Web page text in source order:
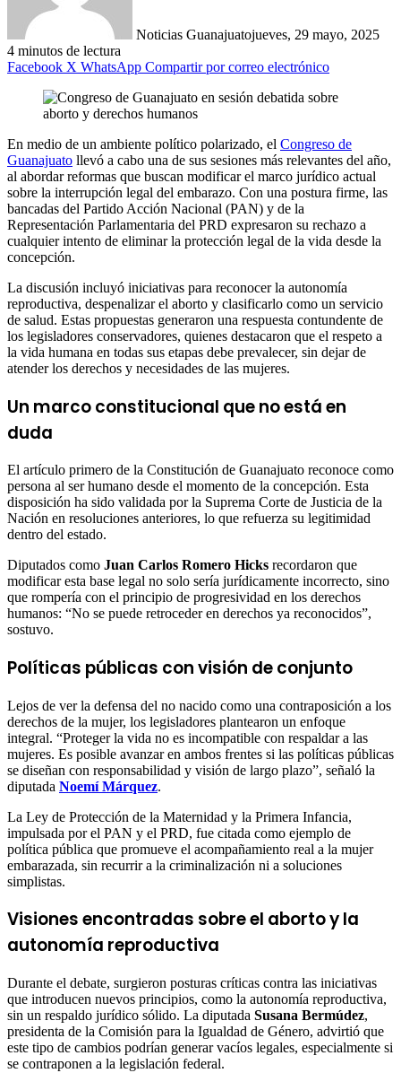
Noticias Guanajuatojueves, 29 mayo, 2025
4 minutos de lectura
Facebook X WhatsApp Compartir por correo electrónico
En medio de un ambiente político polarizado, el Congreso de
Guanajuato llevó a cabo una de sus sesiones más relevantes del año,
al abordar reformas que buscan modificar el marco jurídico actual
sobre la interrupción legal del embarazo. Con una postura firme, las
bancadas del Partido Acción Nacional (PAN) y de la
Representación Parlamentaria del PRD expresaron su rechazo a
cualquier intento de eliminar la protección legal de la vida desde la
concepción.
La discusión incluyó iniciativas para reconocer la autonomía
reproductiva, despenalizar el aborto y clasificarlo como un servicio
de salud. Estas propuestas generaron una respuesta contundente de
los legisladores conservadores, quienes destacaron que el respeto a
la vida humana en todas sus etapas debe prevalecer, sin dejar de
atender los derechos y necesidades de las mujeres.
Un marco constitucional que no está en
duda
El artículo primero de la Constitución de Guanajuato reconoce como
persona al ser humano desde el momento de la concepción. Esta
disposición ha sido validada por la Suprema Corte de Justicia de la
Nación en resoluciones anteriores, lo que refuerza su legitimidad
dentro del estado.
Diputados como Juan Carlos Romero Hicks recordaron que
modificar esta base legal no solo sería jurídicamente incorrecto, sino
que rompería con el principio de progresividad en los derechos
humanos: “No se puede retroceder en derechos ya reconocidos”,
sostuvo.
Políticas públicas con visión de conjunto
Lejos de ver la defensa del no nacido como una contraposición a los
derechos de la mujer, los legisladores plantearon un enfoque
integral. “Proteger la vida no es incompatible con respaldar a las
mujeres. Es posible avanzar en ambos frentes si las políticas públicas
se diseñan con responsabilidad y visión de largo plazo”, señaló la
diputada Noemí Márquez.
La Ley de Protección de la Maternidad y la Primera Infancia,
impulsada por el PAN y el PRD, fue citada como ejemplo de
política pública que promueve el acompañamiento real a la mujer
embarazada, sin recurrir a la criminalización ni a soluciones
simplistas.
Visiones encontradas sobre el aborto y la
autonomía reproductiva
Durante el debate, surgieron posturas críticas contra las iniciativas
que introducen nuevos principios, como la autonomía reproductiva,
sin un respaldo jurídico sólido. La diputada Susana Bermúdez,
presidenta de la Comisión para la Igualdad de Género, advirtió que
este tipo de cambios podrían generar vacíos legales, especialmente si
se contraponen a la legislación federal.